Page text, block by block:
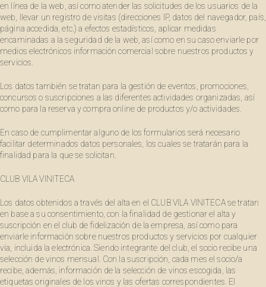
en línea de la web, así como atender las solicitudes de los usuarios de la
web, llevar un registro de visitas (direcciones IP, datos del navegador, país,
página accedida, etc.) a efectos estadísticos, aplicar medidas
encaminadas a la seguridad de la web, así como en su caso enviarle por
medios electrónicos información comercial sobre nuestros productos y
servicios.
Los datos también se tratan para la gestión de eventos, promociones,
concursos o suscripciones a las diferentes actividades organizadas, así
como para la reserva y compra online de productos y/o actividades.
En caso de cumplimentar alguno de los formularios será necesario
facilitar determinados datos personales, los cuales se tratarán para la
finalidad para la que se solicitan.
CLUB VILA VINITECA
Los datos obtenidos a través del alta en el CLUB VILA VINITECA se tratan
en base a su consentimiento, con la finalidad de gestionar el alta y
suscripción en el club de fidelización de la empresa, así como para
enviarle información sobre nuestros productos y servicios por cualquier
vía, incluida la electrónica. Siendo integrante del club, el socio recibe una
selección de vinos mensual. Con la suscripción, cada mes el socio/a
recibe, además, información de la selección de vinos escogida, las
etiquetas originales de los vinos y las ofertas correspondientes. El